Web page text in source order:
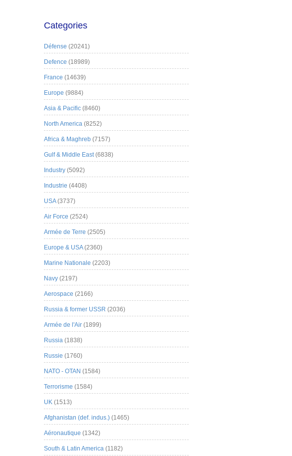
Categories
Défense (20241)
Defence (18989)
France (14639)
Europe (9884)
Asia & Pacific (8460)
North America (8252)
Africa & Maghreb (7157)
Gulf & Middle East(6838)
Industry (5092)
Industrie (4408)
USA(3737)
Air Force (2524)
Armée de Terre (2505)
Europe & USA(2360)
Marine Nationale (2203)
Navy (2197)
Aerospace (2166)
Russia & former USSR (2036)
Armée de l'Air (1899)
Russia (1838)
Russie (1760)
NATO - OTAN (1584)
Terrorisme (1584)
UK (1513)
Afghanistan (def. indus.) (1465)
Aéronautique (1342)
South & Latin America (1182)